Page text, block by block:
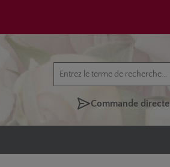
Commande directe